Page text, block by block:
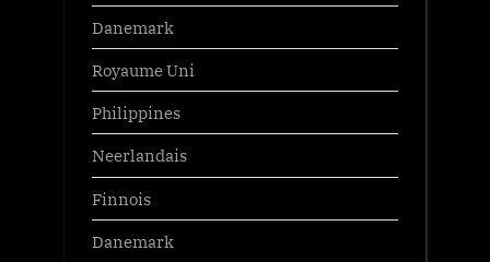
Danemark
Royaume Uni
Philippines
Neerlandais
Finnois
Danemark